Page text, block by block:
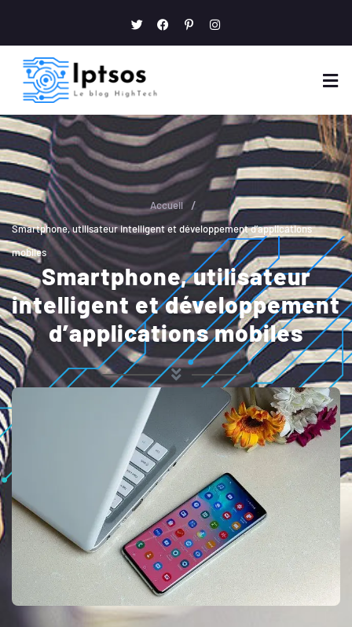
Accueil /
Smartphone, utilisateur intelligent et développement d’applications
mobiles
Smartphone, utilisateur
intelligent et développement
d’applications mobiles